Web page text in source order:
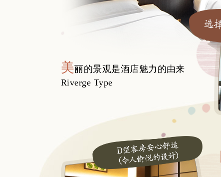
美丽的景观是酒店魅力的由来
Riverge Type